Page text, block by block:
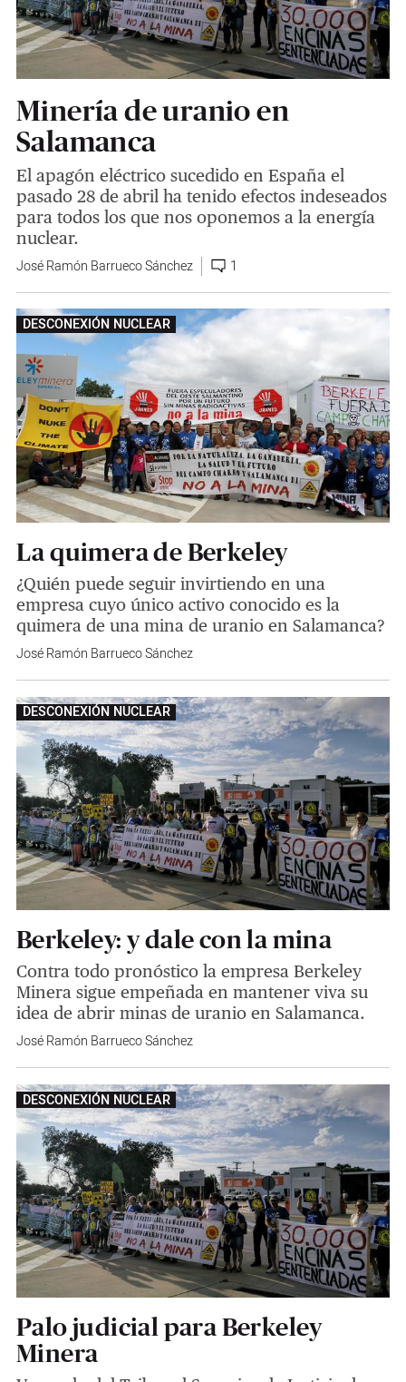
Minería de uranio en
Salamanca
El apagón eléctrico sucedido en España el
pasado 28 de abril ha tenido efectos indeseados
para todos los que nos oponemos a la energía
nuclear.
José Ramón Barrueco Sánchez 1
DESCONEXIÓN NUCLEAR
La quimera de Berkeley
¿Quién puede seguir invirtiendo en una
empresa cuyo único activo conocido es la
quimera de una mina de uranio en Salamanca?
José Ramón Barrueco Sánchez
DESCONEXIÓN NUCLEAR
Berkeley: y dale con la mina
Contra todo pronóstico la empresa Berkeley
Minera sigue empeñada en mantener viva su
idea de abrir minas de uranio en Salamanca.
José Ramón Barrueco Sánchez
DESCONEXIÓN NUCLEAR
Palo judicial para Berkeley
Minera